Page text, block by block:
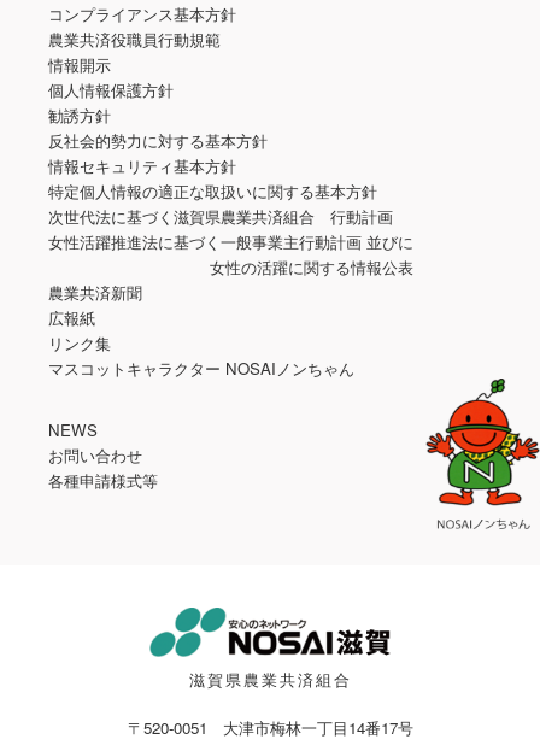
コンプライアンス基本方針
農業共済役職員行動規範
情報開示
個人情報保護方針
勧誘方針
反社会的勢力に対する基本方針
情報セキュリティ基本方針
特定個人情報の適正な取扱いに関する基本方針
次世代法に基づく滋賀県農業共済組合 行動計画
女性活躍推進法に基づく一般事業主行動計画 並びに
女性の活躍に関する情報公表
農業共済新聞
広報紙
リンク集
マスコットキャラクター NOSAIノンちゃん
NEWS
お問い合わせ
各種申請様式等
滋賀県農業共済組合
〒520-0051 大津市梅林一丁目14番17号